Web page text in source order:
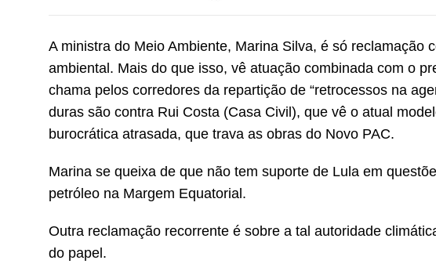
A ministra do Meio Ambiente, Marina Silva, é só reclamação
ambiental. Mais do que isso, vê atuação combinada com o
chama pelos corredores da repartição de “retrocessos na
duras são contra Rui Costa (Casa Civil), que vê o atual
burocrática atrasada, que trava as obras do Novo PAC.
Marina se queixa de que não tem suporte de Lula em
petróleo na Margem Equatorial.
Outra reclamação recorrente é sobre a tal autoridade
do papel.